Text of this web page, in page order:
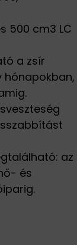
500 cm3 LC
a zsír
hónapokban,
az
és